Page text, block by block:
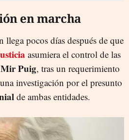
en marcha
llega pocos días después de que
asumiera el control de las
Mir Puig, tras un requerimiento
investigación por el presunto
de ambas entidades.